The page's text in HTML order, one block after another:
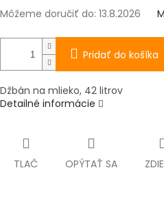
Môžeme doručiť do: 13.8.2026
Pridať do košíka
Džbán na mlieko, 42 litrov
Detailné informácie
TLAČ OPÝTAŤ SA